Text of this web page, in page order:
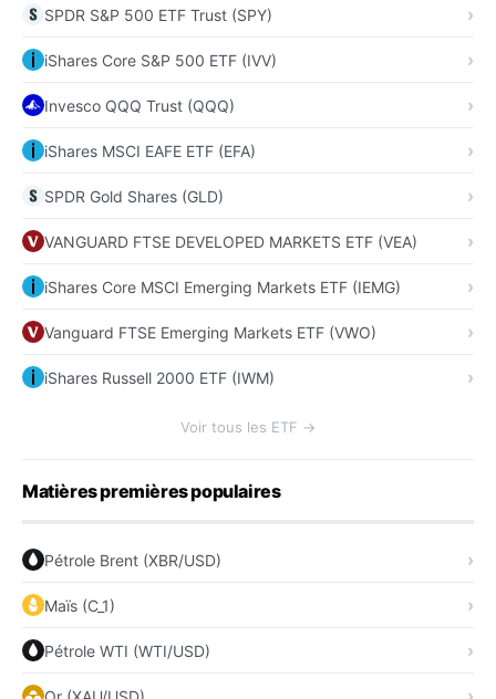
SPDR S&P 500 ETF Trust (SPY)
iShares Core S&P 500 ETF (IVV)
Invesco QQQ Trust (QQQ)
iShares MSCI EAFE ETF (EFA)
SPDR Gold Shares (GLD)
VANGUARD FTSE DEVELOPED MARKETS ETF (VEA)
iShares Core MSCI Emerging Markets ETF (IEMG)
Vanguard FTSE Emerging Markets ETF (VWO)
iShares Russell 2000 ETF (IWM)
Voir tous les ETF →
Matières premières populaires
Pétrole Brent (XBR/USD)
Maïs (C_1)
Pétrole WTI (WTI/USD)